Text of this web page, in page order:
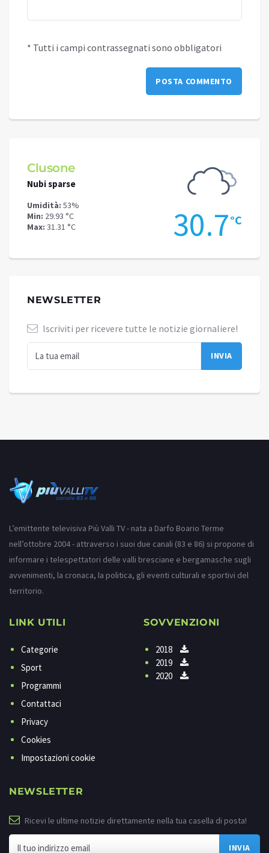
* Tutti i campi contrassegnati sono obbligatori
Clusone
Nubi sparse
Umidità: 53%
Min: 29.93 °C
Max: 31.31 °C 30.7°C
NEWSLETTER
Iscriviti per ricevere tutte le notizie giornaliere!
L’emittente televisiva Più Valli TV - nata a Darfo Boario Terme
nell’ottobre 2004 - attraverso i suoi due canali (83 e 86) si propone di
informare i telespettatori delle valli bresciane e bergamasche sugli
avvenimenti, la cronaca, la politica, gli eventi culturali e sportivi del
territorio.
LINK UTILI
Categorie
Sport
Programmi
Contattaci
Privacy
Cookies
Impostazioni cookie
SOVVENZIONI
2018
2019
2020
NEWSLETTER
Ricevi le ultime notizie direttamente nella tua casella di posta!